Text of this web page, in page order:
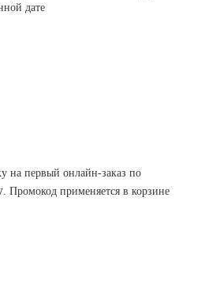
дате
на первый онлайн-заказ по
. Промокод применяется в корзине